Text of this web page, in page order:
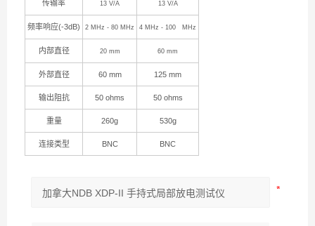
传输率 13 V/A 13 V/A
频率响应(-3dB) 2 MHz - 80 MHz 4 MHz - 100 MHz
内部直径 20 mm 60 mm
外部直径 60 mm 125 mm
输出阻抗 50 ohms 50 ohms
重量 260g 530g
连接类型 BNC BNC